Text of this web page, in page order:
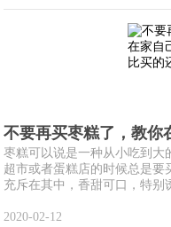
不要再买枣糕了，教你
枣糕可以说是一种从小吃到大
超市或者蛋糕店的时候总是要
充斥在其中，香甜可口，特别
2020-02-12